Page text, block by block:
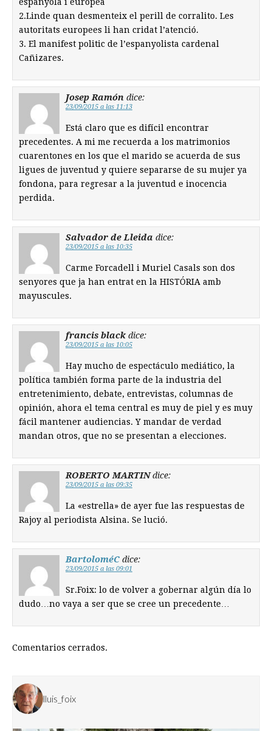
2.Linde quan desmenteix el perill de corralito. Les
autoritats europees li han cridat l’atenció.
3. El manifest politic de l’espanyolista cardenal
Cañizares.
Josep Ramón dice:
23/09/2015 a las 11:13
Está claro que es difícil encontrar
precedentes. A mi me recuerda a los matrimonios
cuarentones en los que el marido se acuerda de sus
ligues de juventud y quiere separarse de su mujer ya
fondona, para regresar a la juventud e inocencia
perdida.
Salvador de Lleida dice:
23/09/2015 a las 10:35
Carme Forcadell i Muriel Casals son dos
senyores que ja han entrat en la HISTÓRIA amb
mayuscules.
francis black dice:
23/09/2015 a las 10:05
Hay mucho de espectáculo mediático, la
política también forma parte de la industria del
entretenimiento, debate, entrevistas, columnas de
opinión, ahora el tema central es muy de piel y es muy
fácil mantener audiencias. Y mandar de verdad
mandan otros, que no se presentan a elecciones.
ROBERTO MARTIN dice:
23/09/2015 a las 09:35
La «estrella» de ayer fue las respuestas de
Rajoy al periodista Alsina. Se lució.
BartoloméC dice:
23/09/2015 a las 09:01
Sr.Foix: lo de volver a gobernar algún día lo
dudo…no vaya a ser que se cree un precedente…
Comentarios cerrados.
lluis_foix